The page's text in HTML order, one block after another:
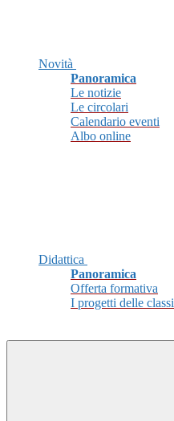
Novità
Panoramica
Le notizie
Le circolari
Calendario eventi
Albo online
Didattica
Panoramica
Offerta formativa
I progetti delle classi